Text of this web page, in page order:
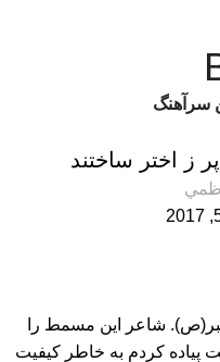
سرآهنگ
ز اختر ساختند
شاعر این مسمط را
پیاده کردم به خاطر کیفیت